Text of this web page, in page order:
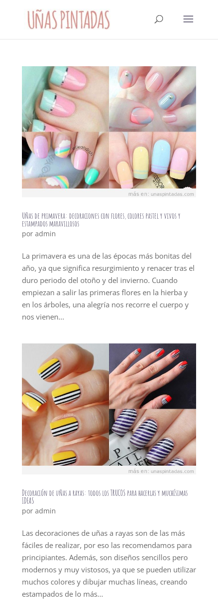
Uñas de primavera: decoraciones con flores, colores pastel y vivos y
estampados maravillosos
por admin
La primavera es una de las épocas más bonitas del
año, ya que significa resurgimiento y renacer tras el
duro periodo del otoño y del invierno. Cuando
empiezan a salir las primeras flores en la hierba y
en los árboles, una alegría nos recorre el cuerpo y
nos vienen...
Decoración de uñas a rayas: todos los TRUCOS para hacerlas y muchísimas
IDEAS
por admin
Las decoraciones de uñas a rayas son de las más
fáciles de realizar, por eso las recomendamos para
principiantes. Además, son diseños sencillos pero
modernos y muy vistosos, ya que se pueden utilizar
muchos colores y dibujar muchas líneas, creando
estampados de lo más...